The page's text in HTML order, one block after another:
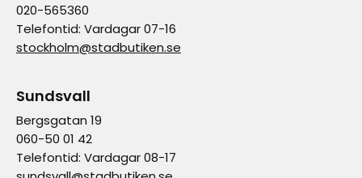
020-565360
Telefontid: Vardagar 07-16
stockholm@stadbutiken.se
Sundsvall
Bergsgatan 19
060-50 01 42
Telefontid: Vardagar 08-17